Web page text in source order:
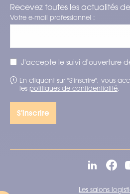
Recevez toutes les actualités
Votre e-mail professionnel :
J'accepte le suivi d'ouverture
En cliquant sur "S'inscrire", vous
les politiques de confidentialité.
Les salons